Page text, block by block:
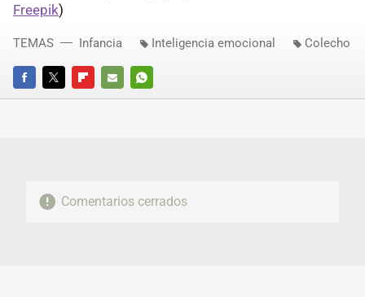
Freepik)
FACEBOOKTWITTERFLIPBOARD
E-
WHATSAPP
TEMAS Infancia Inteligencia emocional Colecho
Comentarios cerrados